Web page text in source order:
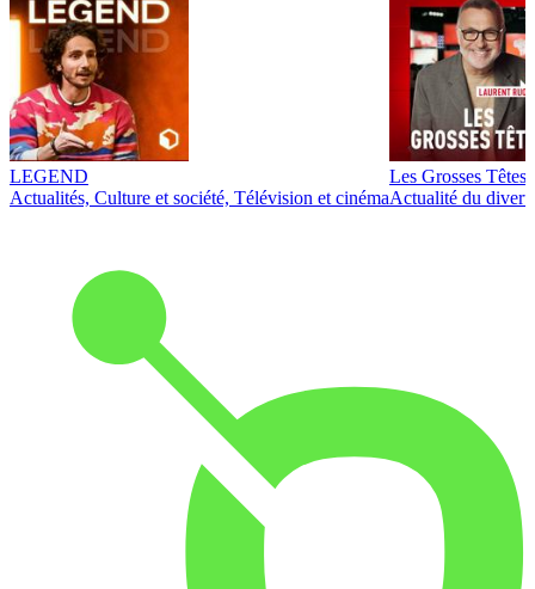
LEGEND
Actualités, Culture et société, Télévision et cinéma
Les Grosses Têtes
Actualité du